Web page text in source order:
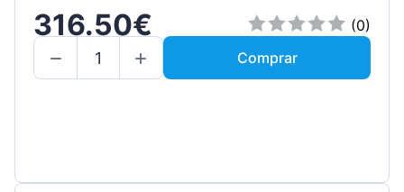
316.50€
(0)
Comprar